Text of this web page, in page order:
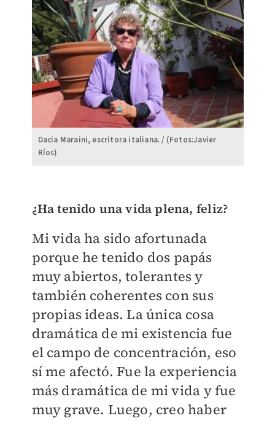
Dacia Maraini, escritora italiana. / (Fotos:Javier
Ríos)
¿Ha tenido una vida plena, feliz?
Mi vida ha sido afortunada
porque he tenido dos papás
muy abiertos, tolerantes y
también coherentes con sus
propias ideas. La única cosa
dramática de mi existencia fue
el campo de concentración, eso
sí me afectó. Fue la experiencia
más dramática de mi vida y fue
muy grave. Luego, creo haber